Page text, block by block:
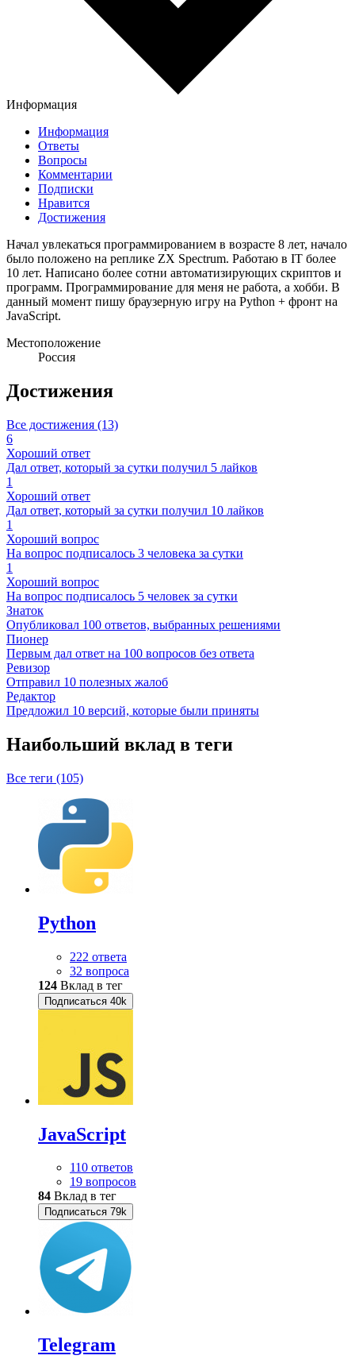
Информация
Информация
Ответы
Вопросы
Комментарии
Подписки
Нравится
Достижения
Начал увлекаться программированием в возрасте 8 лет, начало
было положено на реплике ZX Spectrum. Работаю в IT более
10 лет. Написано более сотни автоматизирующих скриптов и
программ. Программирование для меня не работа, а хобби. В
данный момент пишу браузерную игру на Python + фронт на
JavaScript.
Местоположение
Россия
Достижения
Все достижения (13)
6
Хороший ответ
Дал ответ, который за сутки получил 5 лайков
1
Хороший ответ
Дал ответ, который за сутки получил 10 лайков
1
Хороший вопрос
На вопрос подписалось 3 человека за сутки
1
Хороший вопрос
На вопрос подписалось 5 человек за сутки
Знаток
Опубликовал 100 ответов, выбранных решениями
Пионер
Первым дал ответ на 100 вопросов без ответа
Ревизор
Отправил 10 полезных жалоб
Редактор
Предложил 10 версий, которые были приняты
Наибольший вклад в теги
Все теги (105)
Python
222 ответа
32 вопроса
124 Вклад в тег
Подписаться 40k
JavaScript
110 ответов
19 вопросов
84 Вклад в тег
Подписаться 79k
Telegram